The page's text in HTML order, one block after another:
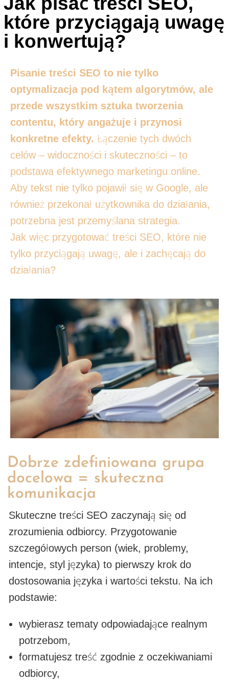
które przyciągają uwagę
i konwertują?
Pisanie treści SEO to nie tylko
optymalizacja pod kątem algorytmów, ale
przede wszystkim sztuka tworzenia
contentu, który angażuje i przynosi
konkretne efekty. Łączenie tych dwóch
celów – widoczności i skuteczności – to
podstawa efektywnego marketingu online.
Aby tekst nie tylko pojawił się w Google, ale
również przekonał użytkownika do działania,
potrzebna jest przemyślana strategia.
Jak więc przygotować treści SEO, które nie
tylko przyciągają uwagę, ale i zachęcają do
działania?
Dobrze zdefiniowana grupa
docelowa = skuteczna
komunikacja
Skuteczne treści SEO zaczynają się od
zrozumienia odbiorcy. Przygotowanie
szczegółowych person (wiek, problemy,
intencje, styl języka) to pierwszy krok do
dostosowania języka i wartości tekstu. Na ich
podstawie:
wybierasz tematy odpowiadające realnym
potrzebom,
formatujesz treść zgodnie z oczekiwaniami
odbiorcy,